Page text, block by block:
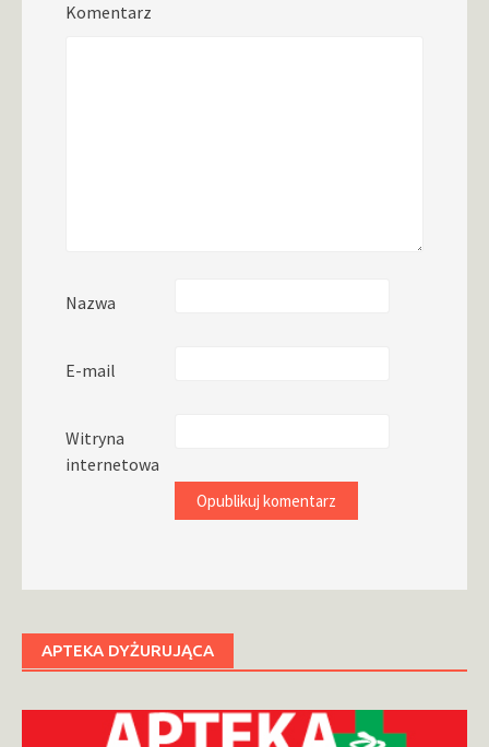
Komentarz
Nazwa
E-mail
Witryna
internetowa
APTEKA DYŻURUJĄCA